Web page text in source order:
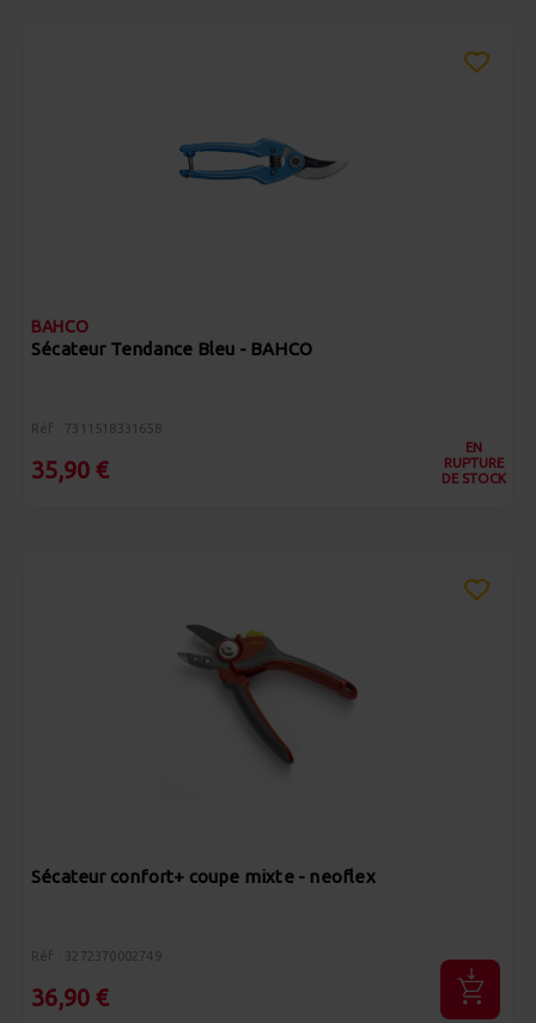
BAHCO
Sécateur Tendance Bleu - BAHCO
Réf : 7311518331658
35,90 €
EN
RUPTURE
DE STOCK
Sécateur confort+ coupe mixte - neoflex
Réf : 3272370002749
36,90 €